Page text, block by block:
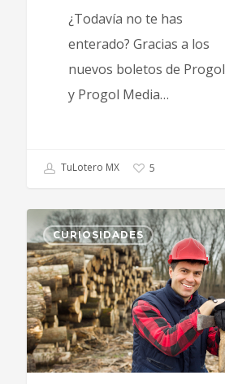
¿Todavía no te has
enterado? Gracias a los
nuevos boletos de Progol
y Progol Media…
TuLotero MX 5
CURIOSIDADES